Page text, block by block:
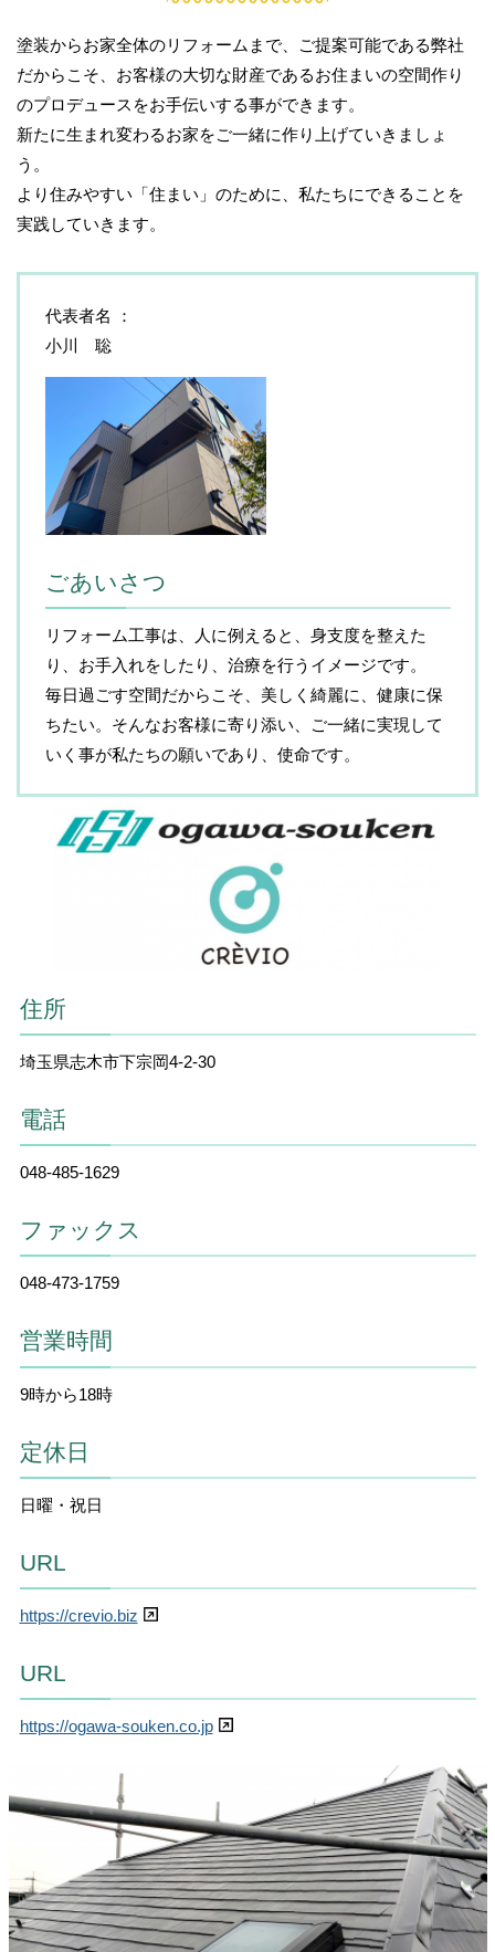
住所
埼玉県志木市下宗岡4-2-30
電話
048-485-1629
ファックス
048-473-1759
営業時間
9時から18時
定休日
日曜・祝日
URL
https://crevio.biz
URL
https://ogawa-souken.co.jp
塗装からお家全体のリフォームまで、ご提案可能である弊社
だからこそ、お客様の大切な財産であるお住まいの空間作り
のプロデュースをお手伝いする事ができます。
新たに生まれ変わるお家をご一緒に作り上げていきましょ
う。
より住みやすい「住まい」のために、私たちにできることを
実践していきます。
代表者名
小川 聡
ごあいさつ
リフォーム工事は、人に例えると、身支度を整えた
り、お手入れをしたり、治療を行うイメージです。
毎日過ごす空間だからこそ、美しく綺麗に、健康に保
ちたい。そんなお客様に寄り添い、ご一緒に実現して
いく事が私たちの願いであり、使命です。